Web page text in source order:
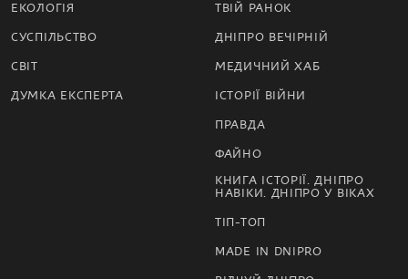
ЕКОЛОГІЯ
СУСПІЛЬСТВО
СВІТ
ДУМКА ЕКСПЕРТА
ТВІЙ РАНОК
ДНІПРО ВЕЧІРНІЙ
МЕДИЧНИЙ ХАБ
ІСТОРІЇ ВІЙНИ
ПРАВДА
ФАЙНО
КНИГА ІСТОРІЇ. ДНІПРО
НАВІКИ. ДНІПРО У ВІКАХ
ТІП-ТОП
MADE IN DNIPRO